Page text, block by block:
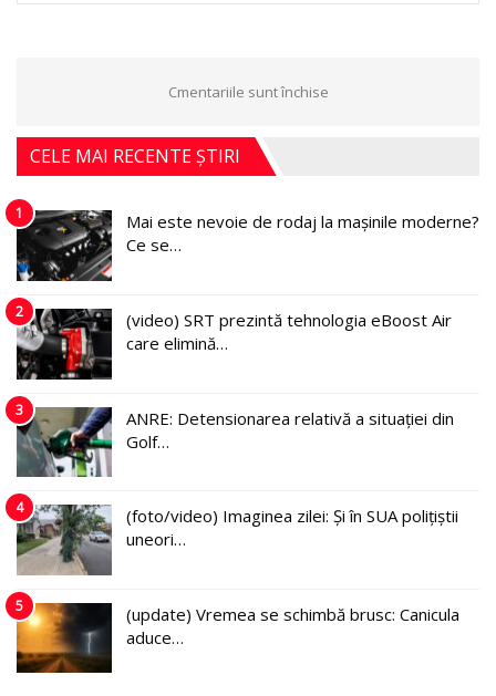
Cmentariile sunt închise
CELE MAI RECENTE ȘTIRI
1
Mai este nevoie de rodaj la mașinile moderne?
Ce se…
2
(video) SRT prezintă tehnologia eBoost Air
care elimină…
3
ANRE: Detensionarea relativă a situației din
Golf…
4
(foto/video) Imaginea zilei: Și în SUA polițiștii
uneori…
5
(update) Vremea se schimbă brusc: Canicula
aduce…